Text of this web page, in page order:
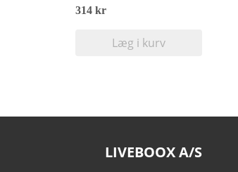
314 kr
Læg i kurv
LIVEBOOX A/S